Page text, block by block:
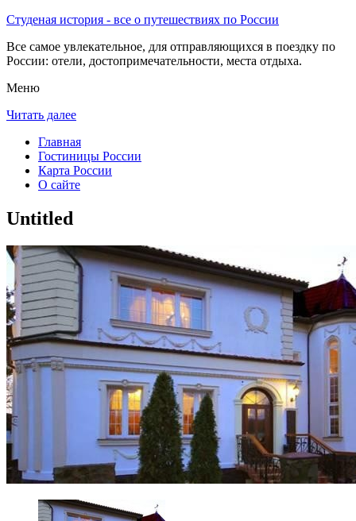
Студеная история - все о путешествиях по России
Все самое увлекательное, для отправляющихся в поездку по
России: отели, достопримечательности, места отдыха.
Меню
Читать далее
Главная
Гостиницы России
Карта России
О сайте
Untitled